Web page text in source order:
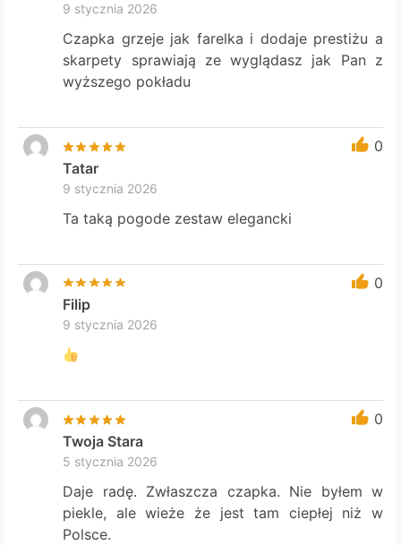
9 stycznia 2026
Czapka grzeje jak farelka i dodaje prestiżu a
skarpety sprawiają ze wyglądasz jak Pan z
wyższego pokładu
0
Tatar
9 stycznia 2026
Ta taką pogode zestaw elegancki
0
Filip
9 stycznia 2026
0
Twoja Stara
5 stycznia 2026
Daje radę. Zwłaszcza czapka. Nie byłem w
piekle, ale wieże że jest tam ciepłej niż w
Polsce.